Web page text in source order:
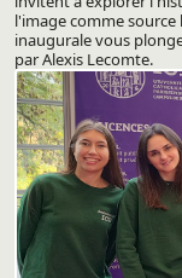
l'image comme
inaugurale vous
par Alexis Lecomte.